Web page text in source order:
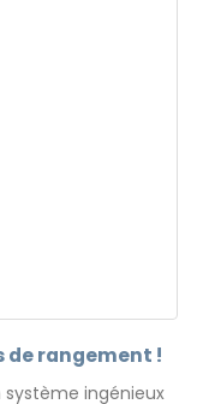
de rangement !
système ingénieux